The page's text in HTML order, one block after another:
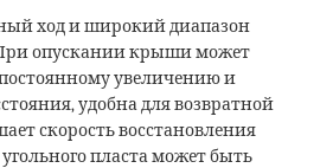
ход и широкий диапазон
опускании крыши может
постоянному увеличению и
удобна для возвратной
скорость восстановления
пласта может быть